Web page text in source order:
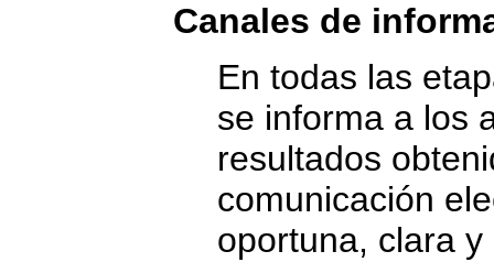
Canales de
En todas las
se informa a los
resultados
comunicación
oportuna, clara